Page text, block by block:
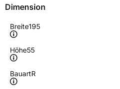
Dimension
Breite195
Höhe55
BauartR